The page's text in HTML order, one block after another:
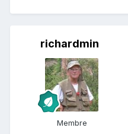
richardmin
Membre